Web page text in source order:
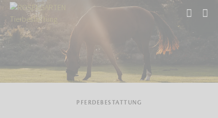
Start Tierbestattung
PFERDEBESTATTUNG